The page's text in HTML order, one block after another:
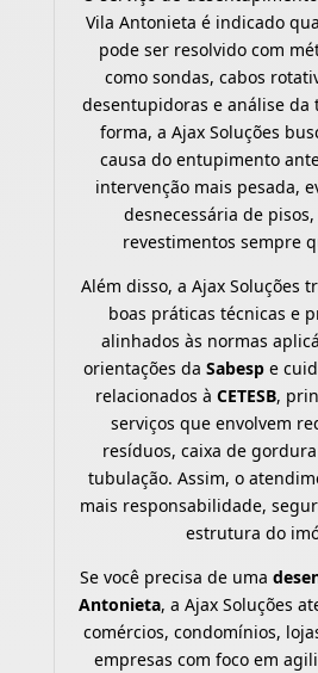
Vila Antonieta é indicado
pode ser resolvido com
como sondas, cabos
desentupidoras e análise da
forma, a Ajax Soluções
causa do entupimento
intervenção mais pesada,
desnecessária de
revestimentos sempre
Além disso, a Ajax Soluções
boas práticas técnicas e
alinhados às normas
orientações da Sabespe
relacionados à CETESB,
serviços que envolvem
resíduos, caixa de
tubulação. Assim, o
mais responsabilidade,
estrutura do
Se você precisa de uma
Antonieta, a Ajax Soluções
comércios, condomínios,
empresas com foco em